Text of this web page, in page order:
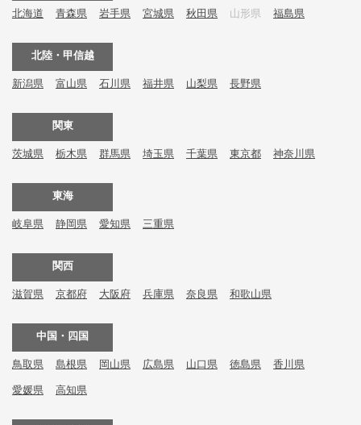
北海道 青森県 岩手県 宮城県 秋田県 山形県 福島県
北陸・甲信越
新潟県 富山県 石川県 福井県 山梨県 長野県
関東
茨城県 栃木県 群馬県 埼玉県 千葉県 東京都 神奈川県
東海
岐阜県 静岡県 愛知県 三重県
関西
滋賀県 京都府 大阪府 兵庫県 奈良県 和歌山県
中国・四国
鳥取県 島根県 岡山県 広島県 山口県 徳島県 香川県
愛媛県 高知県